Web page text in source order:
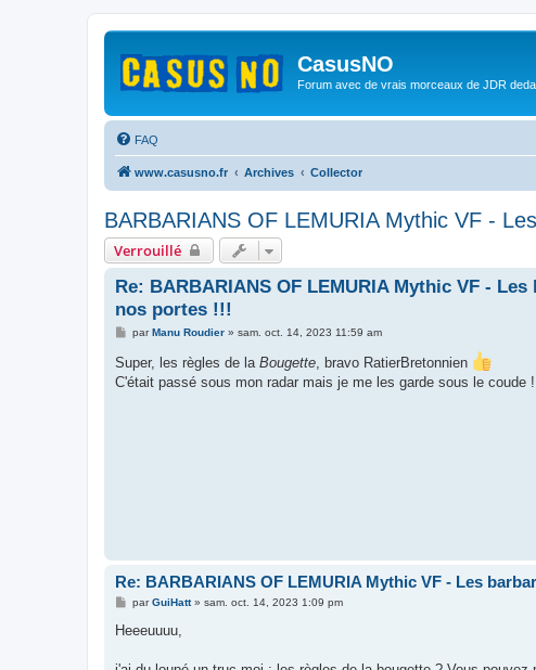
CasusNO
Forum avec de vrais morceaux de JDR
FAQ
www.casusno.fr Archives Collector
BARBARIANS OF LEMURIA Mythic VF -
Verrouillé
Re: BARBARIANS OF LEMURIA Mythic VF -
nos portes !!!
M
s
a
parManu Roudier» sam. oct. 14, 2023 11:59 am
Super, les règles de la Bougette , bravo RatierBretonnien
C'était passé sous mon radar mais je me les garde sous le coude !
Re: BARBARIANS OF LEMURIA Mythic VF - Les
M
s
g
parGuiHatt» sam. oct. 14, 2023 1:09 pm
Heeeuuuu,